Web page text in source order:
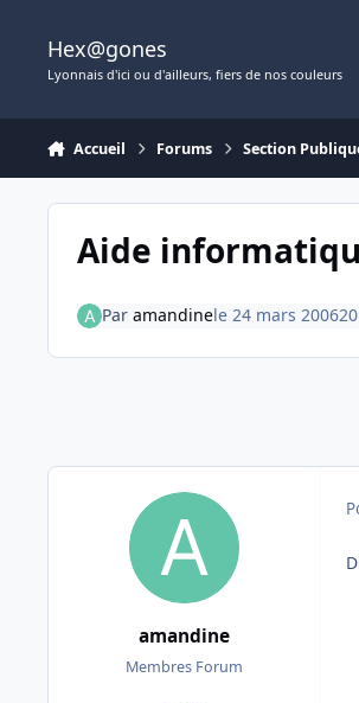
Hex@gones
Lyonnais d'ici ou d'ailleurs, fiers de nos couleurs
Accueil Forums Section
Aide
Par amandinele 24 mars 2006
amandine
Membres Forum